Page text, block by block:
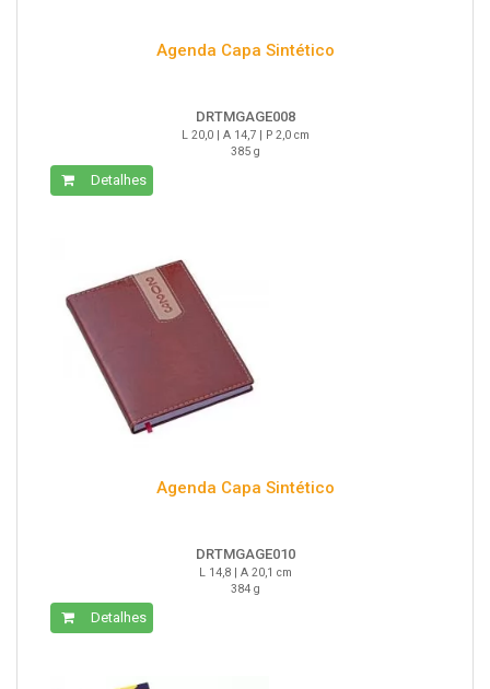
Agenda Capa Sintético
DRTMGAGE008
L 20,0 | A 14,7 | P 2,0 cm
385 g
Detalhes
Agenda Capa Sintético
DRTMGAGE010
L 14,8 | A 20,1 cm
384 g
Detalhes